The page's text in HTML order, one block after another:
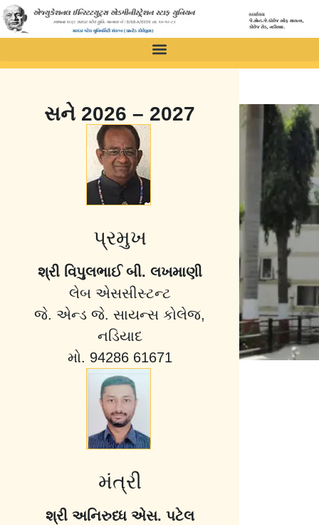
સને 2026 – 2027
પ્રમુખ
શ્રી વિપુલભાઈ બી. લખમાણી
લેબ એસસીસ્ટન્ટ
જે. એન્ડ જે. સાયન્સ કોલેજ,
નડિયાદ
મો. 94286 61671
મંત્રી
શ્રી અનિરુધ્ધ એસ. પટેલ